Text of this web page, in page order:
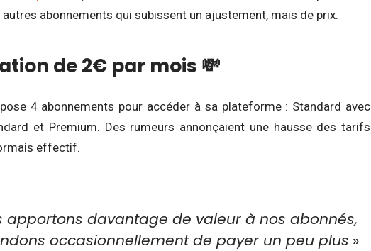
autres abonnements qui subissent un ajustement, mais de prix.
de 2€ par mois 💸
4 abonnements pour accéder à sa plateforme : Standard avec
et Premium. Des rumeurs annonçaient une hausse des tarifs
effectif.
apportons davantage de valeur à nos abonnés,
occasionnellement de payer un peu plus »